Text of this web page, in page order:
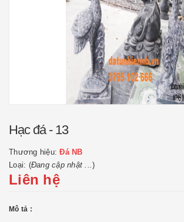
Hạc đá - 13
Thương hiệu:Đá NB
Loại: (Đang cập nhật ...)
Liên hệ
Mô tả :